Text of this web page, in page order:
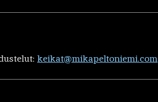
keikat@mikapeltoniemi.com